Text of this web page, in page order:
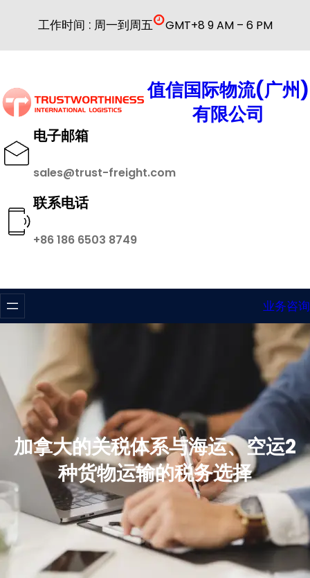
内
工作时间 : 周一到周五 GMT+8 9 AM – 6 PM
值信国际物流(广州)
有限公司
电子邮箱
sales@trust-freight.com
联系电话
+86 186 6503 8749
业务咨询
加拿大的关税体系与海运、空运2
种货物运输的税务选择